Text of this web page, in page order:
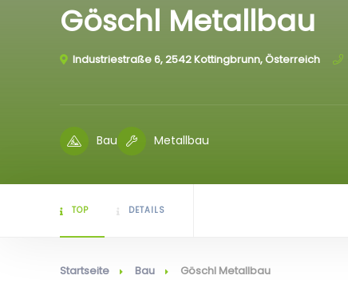
Göschl Metallbau
Industriestraße 6, 2542 Kottingbrunn, Österreich
Bau Metallbau
TOP DETAILS
Startseite Bau Göschl Metallbau